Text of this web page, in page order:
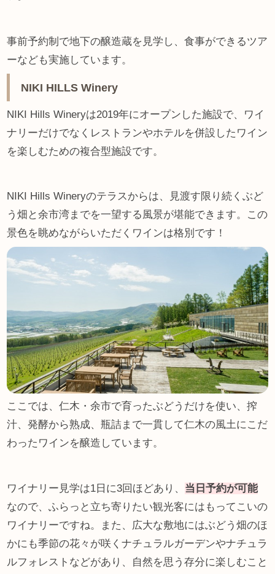
事前予約制で地下の醸造蔵を見学し、食事ができるツア
ーなども実施しています。
NIKI HILLS Winery
NIKI Hills Wineryは2019年にオープンした施設で、ワイ
ナリーだけでなくレストランやホテルを併設したワイン
を楽しむための複合型施設です。
NIKI Hills Wineryのテラスからは、見渡す限り続くぶど
う畑と余市湾までを一望する風景が堪能できます。この
景色を眺めながらいただくワインは格別です！
ここでは、仁木・余市で育ったぶどうだけを使い、搾
汁、発酵から熟成、瓶詰まで一貫して仁木の風土にこだ
わったワインを醸造しています。
ワイナリー見学は1日に3回ほどあり、 当日予約が可能
なので、ふらっと立ち寄りたい観光客にはもってこいの
ワイナリーですね。また、広大な敷地にはぶどう畑のほ
かにも季節の花々が咲くナチュラルガーデンやナチュラ
ルフォレストなどがあり、自然を思う存分に楽しむこと